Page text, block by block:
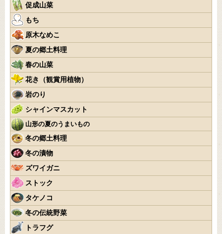
促成山菜
もち
原木なめこ
夏の郷土料理
春の山菜
花き（観賞用植物）
岩のり
シャインマスカット
山形の夏のうまいもの
冬の郷土料理
冬の漬物
ズワイガニ
ストック
タケノコ
冬の伝統野菜
トラフグ